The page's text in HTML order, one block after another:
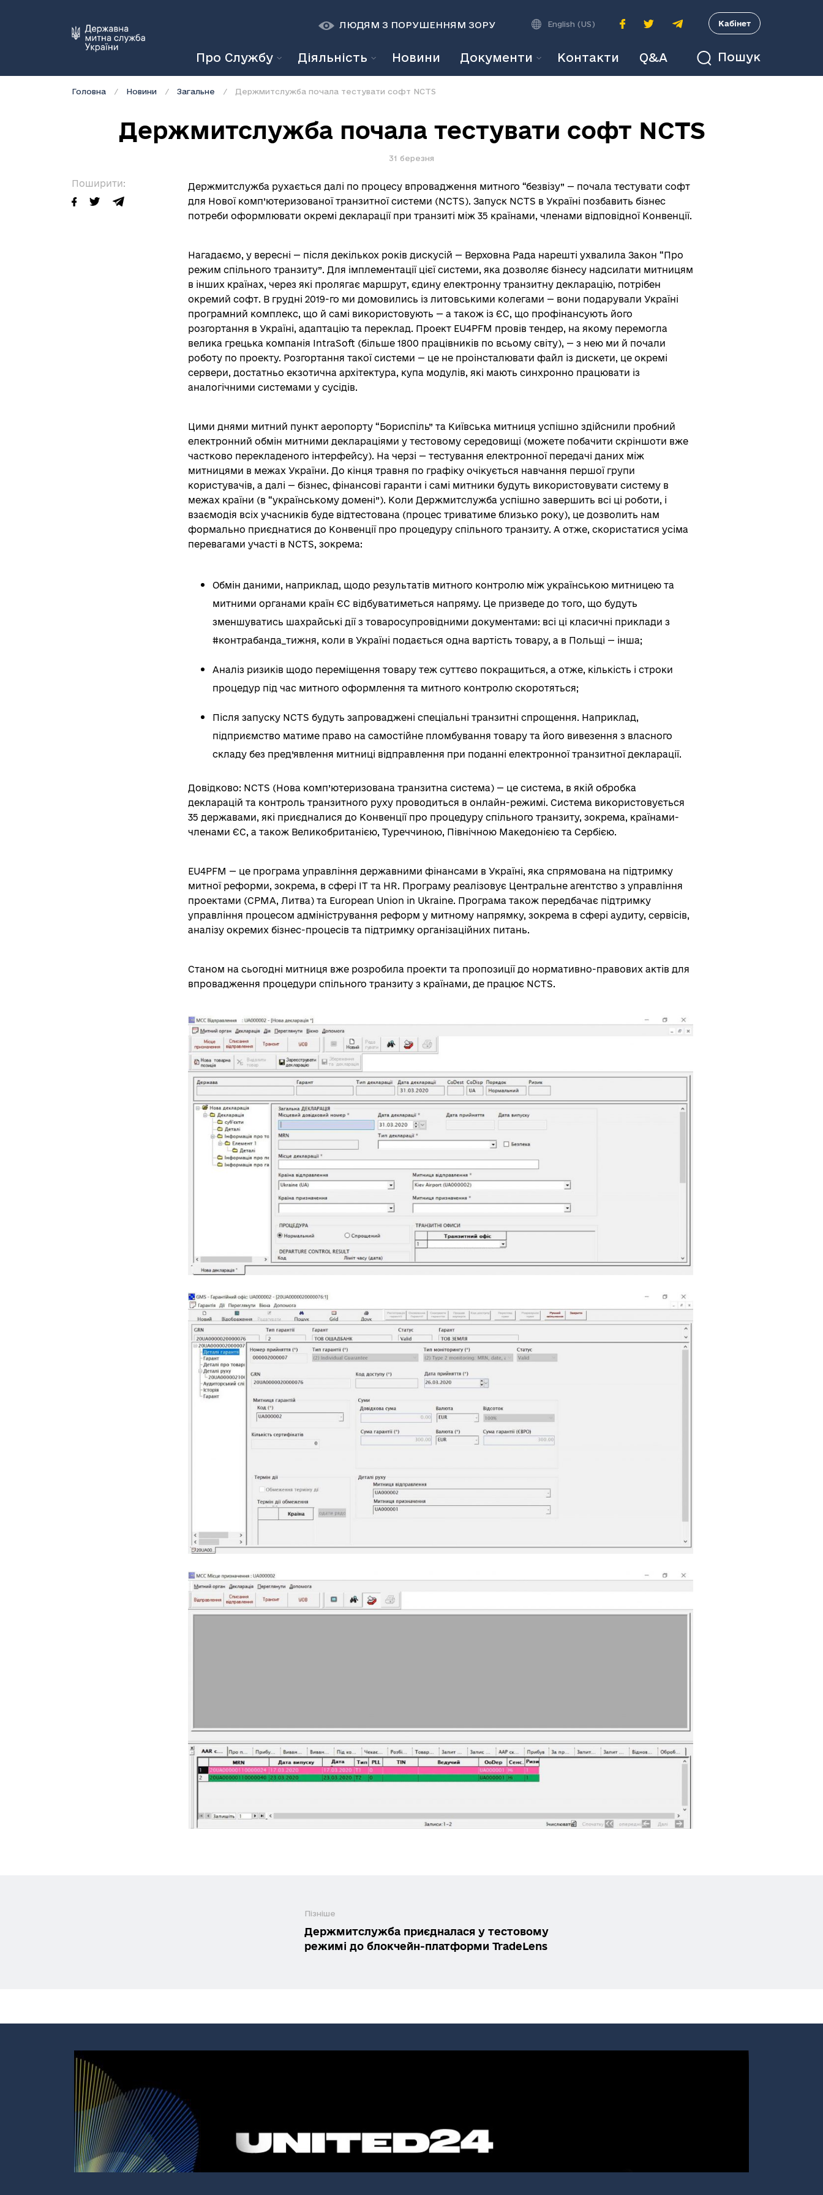
ЛЮДЯМ З ПОРУШЕННЯМ ЗОРУ
К К A A A
English (US) Кабінет
Про Службу Діяльність Новини Документи Контакти Q&A Пошук
Головна Новини Загальне Держмитслужба почала тестувати софт NCTS
Держмитслужба почала тестувати софт NCTS
31 березня
Поширити:
Держмитслужба рухається далі по процесу впровадження митного “безвізу” — почала тестувати софт
для Нової комп’ютеризованої транзитної системи (NCTS). Запуск NCTS в Україні позбавить бізнес
потреби оформлювати окремі декларації при транзиті між 35 країнами, членами відповідної Конвенції.
Нагадаємо, у вересні — після декількох років дискусій — Верховна Рада нарешті ухвалила Закон “Про
режим спільного транзиту”. Для імплементації цієї системи, яка дозволяє бізнесу надсилати митницям
в інших країнах, через які пролягає маршрут, єдину електронну транзитну декларацію, потрібен
окремий софт. В грудні 2019-го ми домовились із литовськими колегами — вони подарували Україні
програмний комплекс, що й самі використовують — а також із ЄС, що профінансують його
розгортання в Україні, адаптацію та переклад. Проект EU4PFM провів тендер, на якому перемогла
велика грецька компанія IntraSoft (більше 1800 працівників по всьому світу), — з нею ми й почали
роботу по проекту. Розгортання такої системи — це не проінсталювати файл із дискети, це окремі
сервери, достатньо екзотична архітектура, купа модулів, які мають синхронно працювати із
аналогічними системами у сусідів.
Цими днями митний пункт аеропорту “Бориспіль” та Київська митниця успішно здійснили пробний
електронний обмін митними деклараціями у тестовому середовищі (можете побачити скріншоти вже
частково перекладеного інтерфейсу). На черзі — тестування електронної передачі даних між
митницями в межах України. До кінця травня по графіку очікується навчання першої групи
користувачів, а далі — бізнес, фінансові гаранти і самі митники будуть використовувати систему в
межах країни (в “українському домені”). Коли Держмитслужба успішно завершить всі ці роботи, і
взаємодія всіх учасників буде відтестована (процес триватиме близько року), це дозволить нам
формально приєднатися до Конвенції про процедуру спільного транзиту. А отже, скористатися усіма
перевагами участі в NCTS, зокрема:
Обмін даними, наприклад, щодо результатів митного контролю між українською митницею та
митними органами країн ЄС відбуватиметься напряму. Це призведе до того, що будуть
зменшуватись шахрайські дії з товаросупровідними документами: всі ці класичні приклади з
#контрабанда_тижня, коли в Україні подається одна вартість товару, а в Польщі — інша;
Аналіз ризиків щодо переміщення товару теж суттєво покращиться, а отже, кількість і строки
процедур під час митного оформлення та митного контролю скоротяться;
Після запуску NCTS будуть запроваджені спеціальні транзитні спрощення. Наприклад,
підприємство матиме право на самостійне пломбування товару та його вивезення з власного
складу без пред’явлення митниці відправлення при поданні електронної транзитної декларації.
Довідково: NCTS (Нова комп’ютеризована транзитна система) — це система, в якій обробка
декларацій та контроль транзитного руху проводиться в онлайн-режимі. Система використовується
35 державами, які приєдналися до Конвенції про процедуру спільного транзиту, зокрема, країнами-
членами ЄС, а також Великобританією, Туреччиною, Північною Македонією та Сербією.
EU4PFM — це програма управління державними фінансами в Україні, яка спрямована на підтримку
митної реформи, зокрема, в сфері IT та HR. Програму реалізовує Центральне агентство з управління
проектами (CPMA, Литва) та European Union in Ukraine. Програма також передбачає підтримку
управління процесом адміністрування реформ у митному напрямку, зокрема в сфері аудиту, сервісів,
аналізу окремих бізнес-процесів та підтримку організаційних питань.
Станом на сьогодні митниця вже розробила проекти та пропозиції до нормативно-правових актів для
впровадження процедури спільного транзиту з країнами, де працює NCTS.
Пізніше
Держмитслужба приєдналася у тестовому
режимі до блокчейн-платформи TradeLens